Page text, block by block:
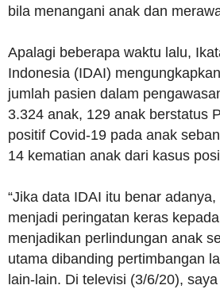
bila menangani anak dan
Apalagi beberapa waktu lalu,
Indonesia (IDAI)
jumlah pasien dalam
3.324 anak, 129 anak berstatus
positif Covid-19 pada anak
14 kematian anak dari kasus
“Jika data IDAI itu benar
menjadi peringatan keras
menjadikan perlindungan anak
utama dibanding pertimbangan
lain-lain. Di televisi (3/6/20),